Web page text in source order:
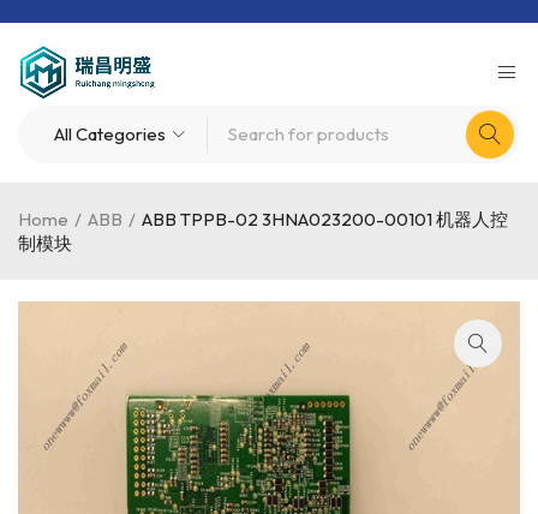
Home / ABB / ABB TPPB-02 3HNA023200-00101 机器人控
制模块